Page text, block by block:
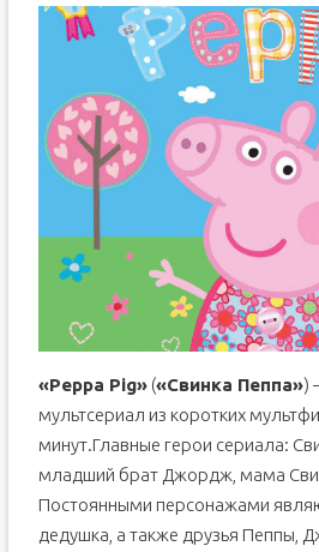
«Peppa Pig»(«Свинка Пеппа»)
мультсериал из коротких
минут.Главные герои сериала:
младший брат Джордж, мама
Постоянными персонажами
дедушка, а также друзья Пеппы,